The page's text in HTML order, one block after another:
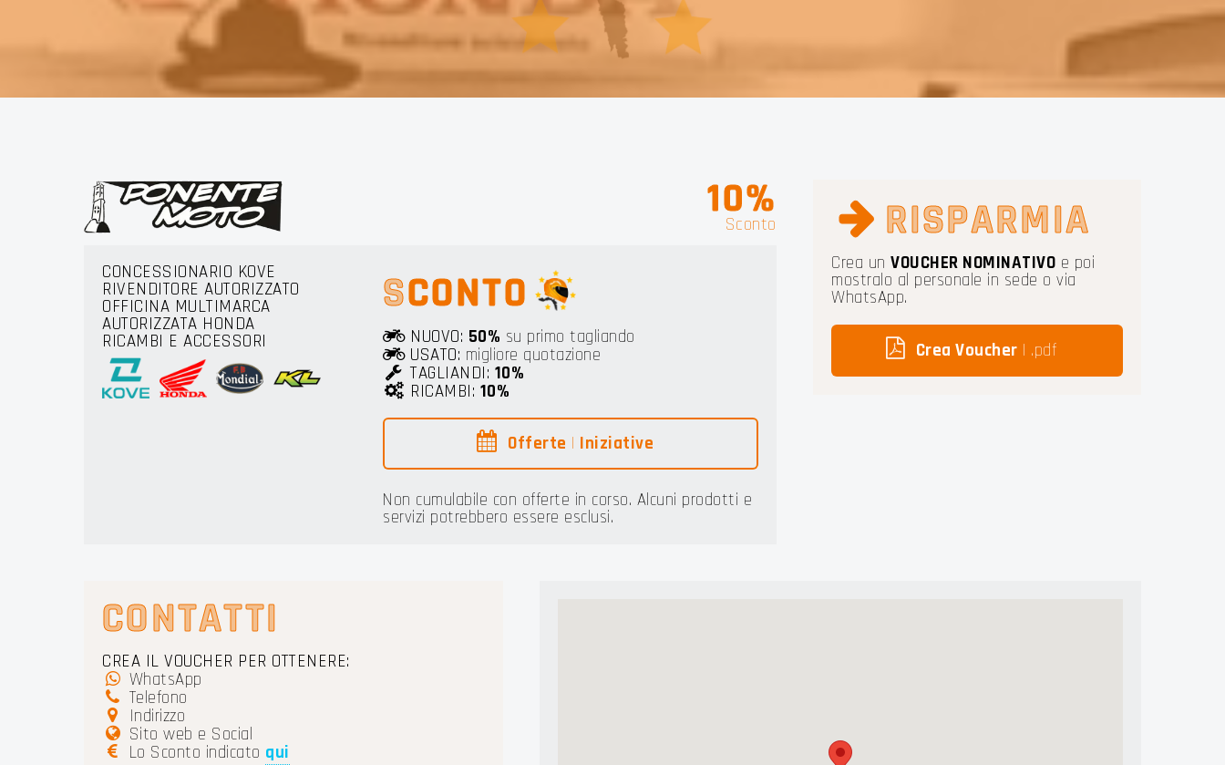
10%
Sconto
CONCESSIONARIO KOVE
RIVENDITORE AUTORIZZATO
OFFICINA MULTIMARCA
AUTORIZZATA HONDA
RICAMBI E ACCESSORI
SCONTO
NUOVO: 50% su primo tagliando
USATO: migliore quotazione
TAGLIANDI: 10%
RICAMBI: 10%
Offerte | Iniziative
Non cumulabile con offerte in corso. Alcuni prodotti e
servizi potrebbero essere esclusi.
RISPARMIA
Crea un VOUCHER NOMINATIVO e poi
mostralo al personale in sede o via
WhatsApp.
Crea Voucher | .pdf
CONTATTI
CREA IL VOUCHER PER OTTENERE:
WhatsApp
Telefono
Indirizzo
Sito web e Social
Lo Sconto indicato qui